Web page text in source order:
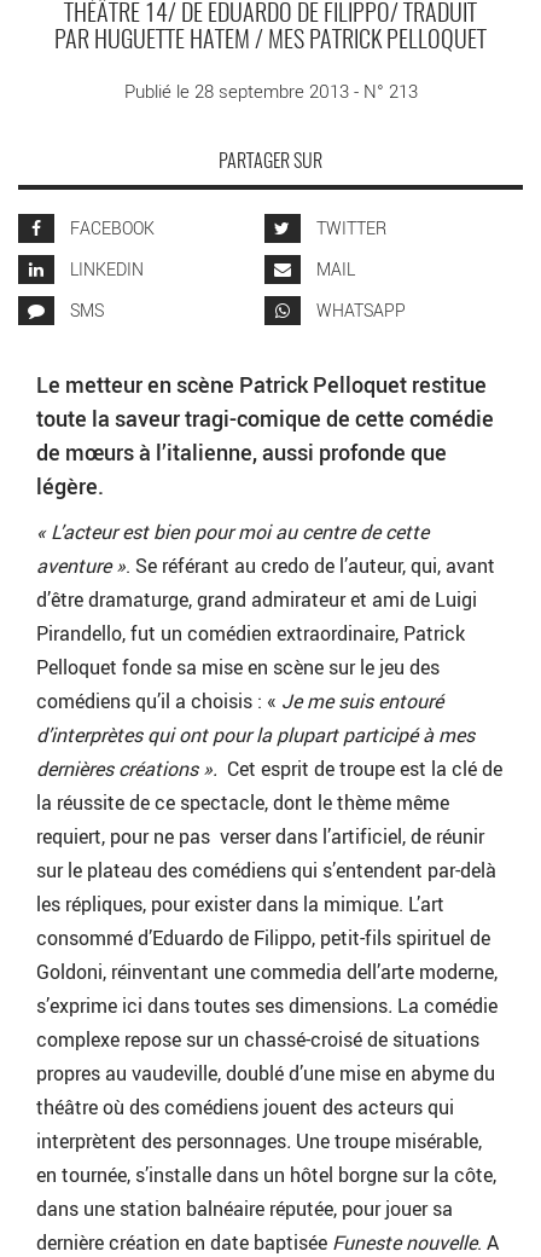
THÉÂTRE 14/ DE EDUARDO DE FILIPPO/ TRADUIT
PAR HUGUETTE HATEM / MES PATRICK PELLOQUET
Publié le 28 septembre 2013 - N° 213
PARTAGER SUR
FACEBOOK
TWITTER
LINKEDIN
MAIL
SMS
WHATSAPP
Le metteur en scène Patrick Pelloquet restitue
toute la saveur tragi-comique de cette comédie
de mœurs à l’italienne,aussi profonde que
légère.
« L’acteur est bien pour moi au centre de cette
aventure ». Se référant au credo de l’auteur, qui, avant
d’être dramaturge, grand admirateur et ami de Luigi
Pirandello, fut un comédien extraordinaire, Patrick
Pelloquet fonde sa mise en scène sur le jeu des
comédiens qu’il a choisis : « Je me suis entouré
d’interprètes qui ont pour la plupart participé à mes
dernières créations ». Cet esprit de troupe est la clé de
la réussite de ce spectacle, dont le thème même
requiert, pour ne pas verser dans l’artificiel, de réunir
sur le plateau des comédiens qui s’entendent par-delà
les répliques, pour exister dans la mimique. L’art
consommé d’Eduardo de Filippo, petit-fils spirituel de
Goldoni, réinventant une commedia dell’arte moderne,
s’exprime ici dans toutes ses dimensions. La comédie
complexe repose sur un chassé-croisé de situations
propres au vaudeville, doublé d’une mise en abyme du
théâtre où des comédiens jouent des acteurs qui
interprètent des personnages. Une troupe misérable,
en tournée, s’installe dans un hôtel borgne sur la côte,
dans une station balnéaire réputée, pour jouer sa
dernière création en date baptisée Funeste nouvelle. A